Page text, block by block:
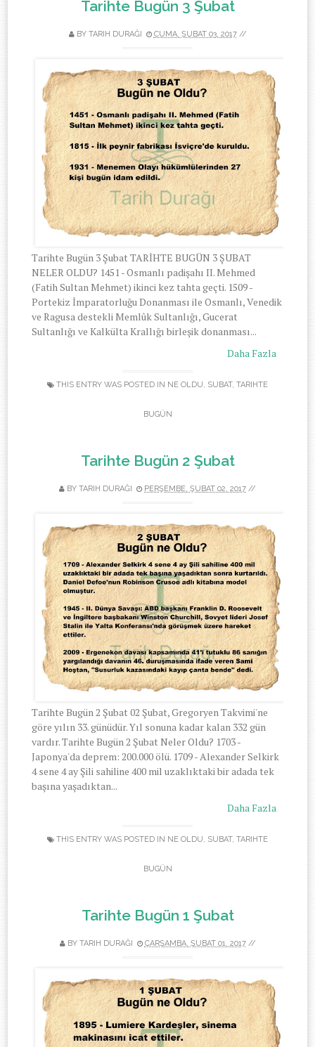
Tarihte Bugün 3 Şubat
BY TARIH DURAĞI CUMA, ŞUBAT 03, 2017//
Tarihte Bugün 3 Şubat TARİHTE BUGÜN 3 ŞUBAT
NELER OLDU? 1451 - Osmanlı padişahı II. Mehmed
(Fatih Sultan Mehmet) ikinci kez tahta geçti. 1509 -
Portekiz İmparatorluğu Donanması ile Osmanlı, Venedik
ve Ragusa destekli Memlûk Sultanlığı, Gucerat
Sultanlığı ve Kalkülta Krallığı birleşik donanması...
Daha Fazla
THIS ENTRY WAS POSTED IN NE OLDU, SUBAT, TARIHTE
BUGÜN
Tarihte Bugün 2 Şubat
BY TARIH DURAĞI PERŞEMBE, ŞUBAT 02, 2017 //
Tarihte Bugün 2 Şubat 02 Şubat, Gregoryen Takvimi'ne
göre yılın 33. günüdür. Yıl sonuna kadar kalan 332 gün
vardır. Tarihte Bugün 2 Şubat Neler Oldu? 1703 -
Japonya'da deprem: 200.000 ölü. 1709 - Alexander Selkirk
4 sene 4 ay Şili sahiline 400 mil uzaklıktaki bir adada tek
başına yaşadıktan...
Daha Fazla
THIS ENTRY WAS POSTED IN NE OLDU, SUBAT, TARIHTE
BUGÜN
Tarihte Bugün 1 Şubat
BY TARIH DURAĞI ÇARŞAMBA, ŞUBAT 01, 2017//